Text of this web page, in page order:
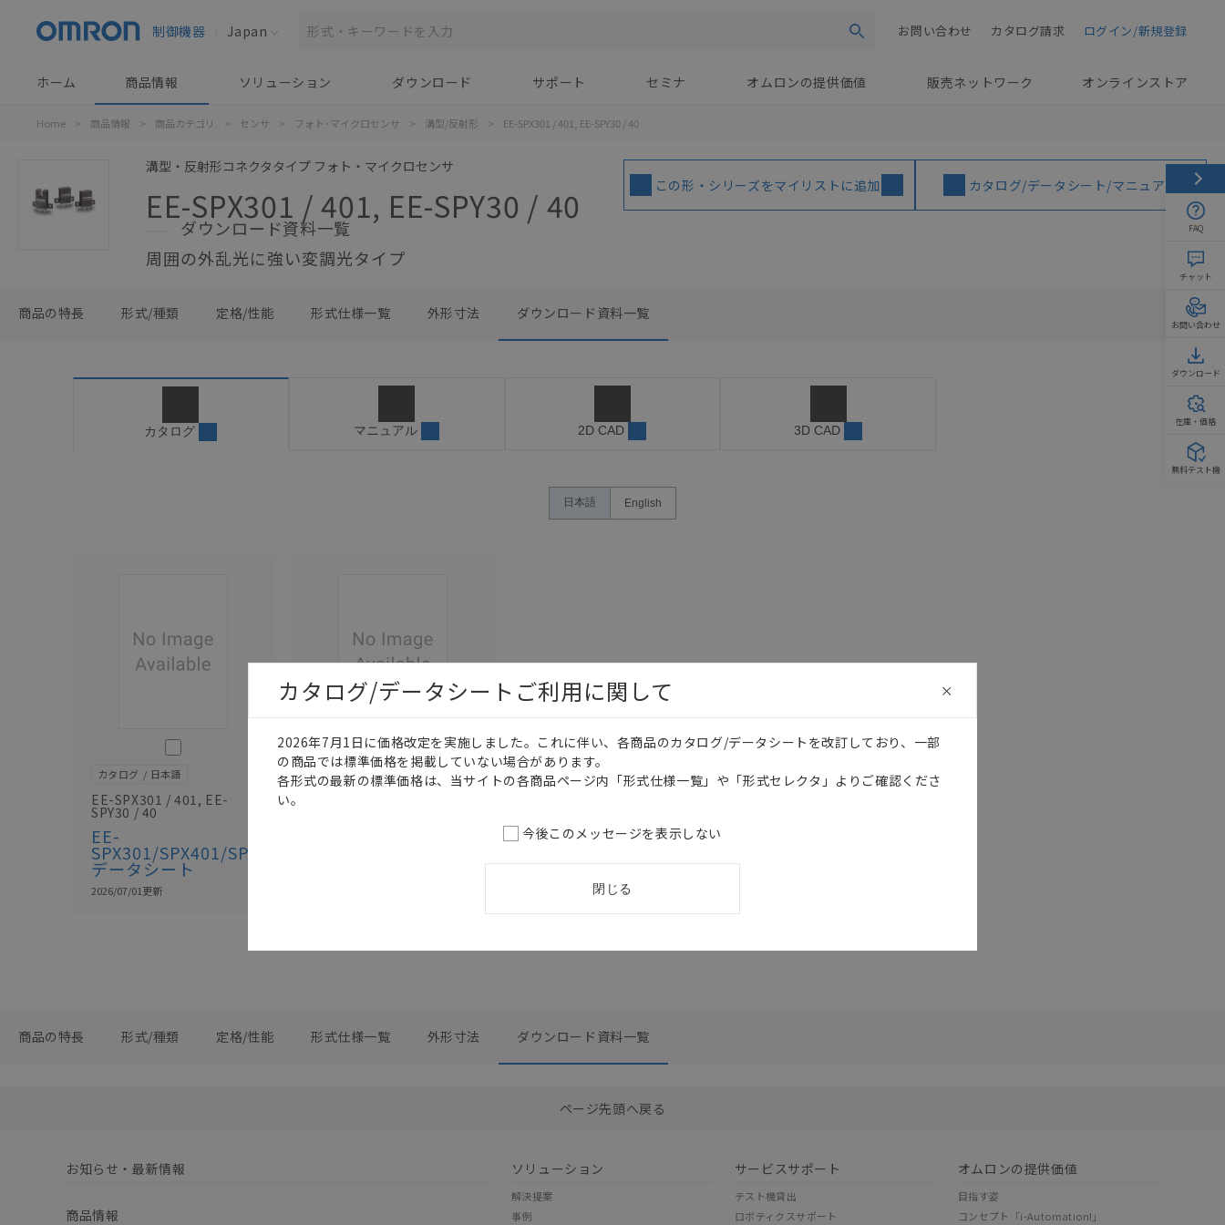
制御機器 Japan 検索 ログイン/新規登録
カタログ請求
お問い合わせ
ホーム 商品情報 ソリューション ダウンロード サポート セミナ オムロンの提供価値 販売ネットワーク オンラインストア
Home > 商品情報 > 商品カテゴリ > センサ > フォト･マイクロセンサ > 溝型/反射形 > EE-SPX301 / 401, EE-SPY30 / 40
溝型・反射形コネクタタイプ フォト・マイクロセンサ
EE-SPX301 / 401, EE-SPY30 / 40
ダウンロード資料一覧
周囲の外乱光に強い変調光タイプ
この形・シリーズをマイリストに追加 カタログ/データシート/マニュアル
商品の特長 形式/種類 定格/性能 形式仕様一覧 外形寸法 ダウンロード資料一覧
カタログ マニュアル 2D CAD 3D CAD
日本語 English
このカタログを選択
カタログ 日本語
EE-SPX301 / 401, EE-
SPY30 / 40
EE-
SPX301/SPX401/SPY30/SPY40
データシート
2026/07/01更新
このカタログを選択
カタログ 日本語
0 選択したファイルを一括ダウンロード
商品の特長 形式/種類 定格/性能 形式仕様一覧 外形寸法 ダウンロード資料一覧
ページ先頭へ戻る
お知らせ・最新情報
商品情報
ソリューション
解決提案
事例
サービスサポート
テスト機貸出
ロボティクスサポート
オムロンの提供価値
目指す姿
コンセプト「i-Automation!」
FAQ
チャット
お問い合わせ
ダウンロード
在庫・価格
無料テスト機
カタログ/データシートご利用に関して
2026年7月1日に価格改定を実施しました。これに伴い、各商品のカタログ/データシートを改訂しており、一部
の商品では標準価格を掲載していない場合があります。
各形式の最新の標準価格は、当サイトの各商品ページ内「形式仕様一覧」や「形式セレクタ」よりご確認くださ
い。
今後このメッセージを表示しない
閉じる